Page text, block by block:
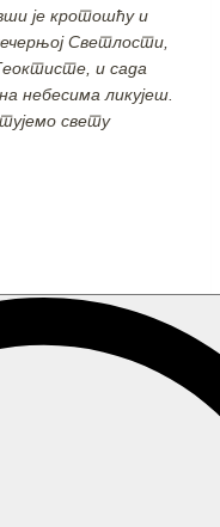
је кротошћу и
Светлости,
и сада
небесима ликујеш.
свету